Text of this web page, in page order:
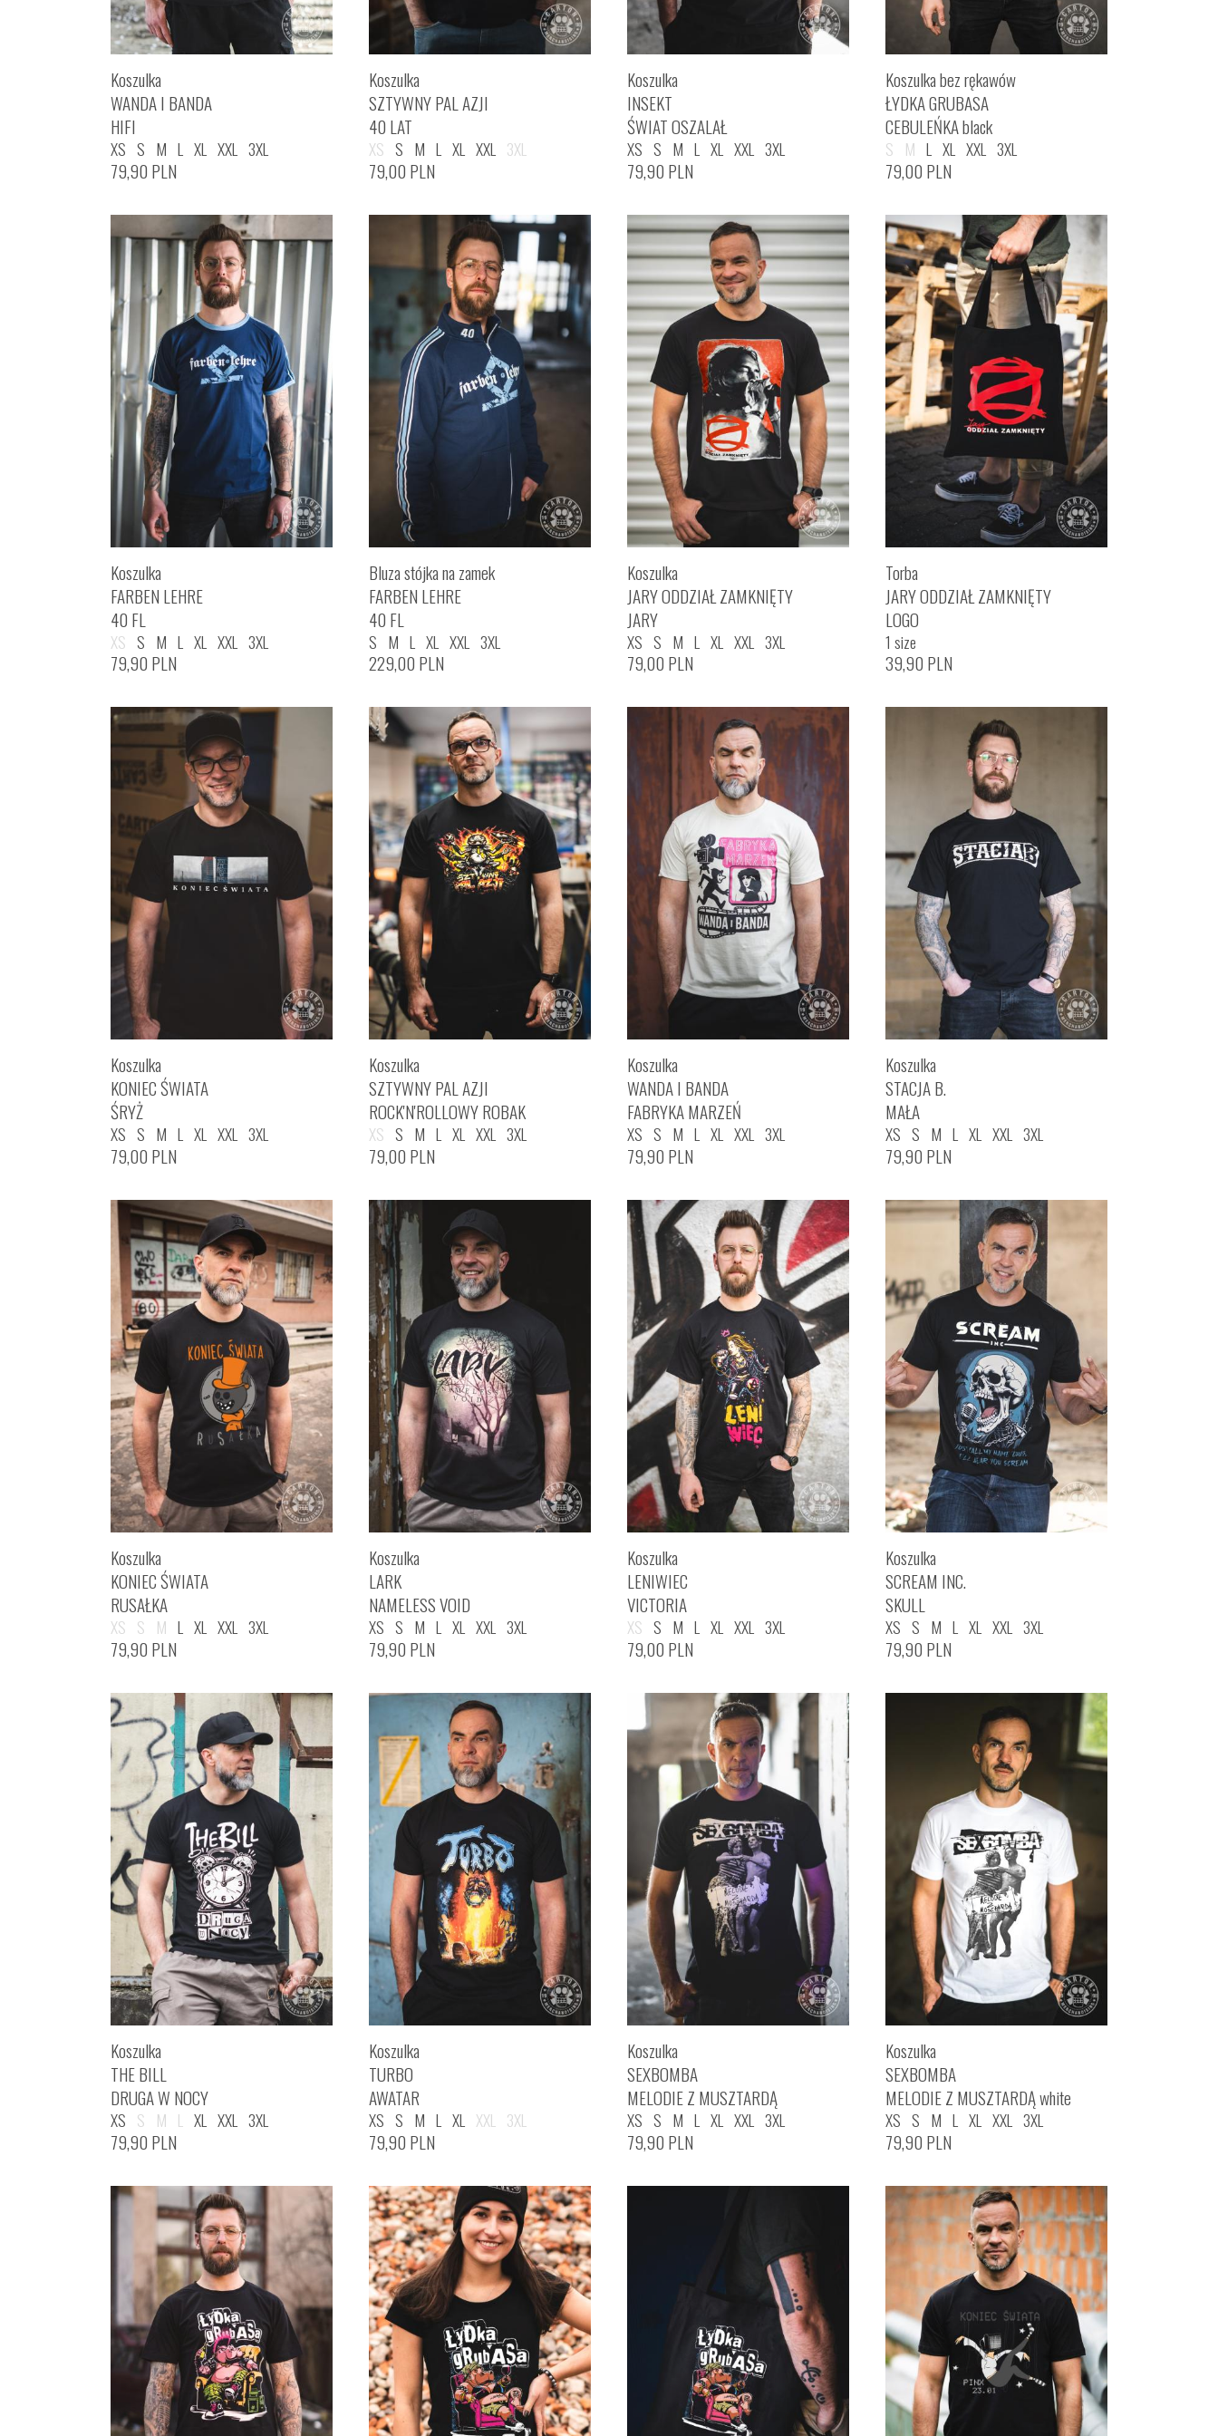
Koszulka
WANDA I BANDA
HIFI
XS S M L XL XXL 3XL
79,90 PLN
Koszulka
SZTYWNY PAL AZJI
40 LAT
XS S M L XL XXL 3XL
79,00 PLN
Koszulka
INSEKT
ŚWIAT OSZALAŁ
XS S M L XL XXL 3XL
79,90 PLN
Koszulka bez rękawów
ŁYDKA GRUBASA
CEBULEŃKA black
S M L XL XXL 3XL
79,00 PLN
Koszulka
FARBEN LEHRE
40 FL
XS S M L XL XXL 3XL
79,90 PLN
Bluza stójka na zamek
FARBEN LEHRE
40 FL
S M L XL XXL 3XL
229,00 PLN
Koszulka
JARY ODDZIAŁ ZAMKNIĘTY
JARY
XS S M L XL XXL 3XL
79,00 PLN
Torba
JARY ODDZIAŁ ZAMKNIĘTY
LOGO
1 size
39,90 PLN
Koszulka
KONIEC ŚWIATA
ŚRYŻ
XS S M L XL XXL 3XL
79,00 PLN
Koszulka
SZTYWNY PAL AZJI
ROCK'N'ROLLOWY ROBAK
XS S M L XL XXL 3XL
79,00 PLN
Koszulka
WANDA I BANDA
FABRYKA MARZEŃ
XS S M L XL XXL 3XL
79,90 PLN
Koszulka
STACJA B.
MAŁA
XS S M L XL XXL 3XL
79,90 PLN
Koszulka
KONIEC ŚWIATA
RUSAŁKA
XS S M L XL XXL 3XL
79,90 PLN
Koszulka
LARK
NAMELESS VOID
XS S M L XL XXL 3XL
79,90 PLN
Koszulka
LENIWIEC
VICTORIA
XS S M L XL XXL 3XL
79,00 PLN
Koszulka
SCREAM INC.
SKULL
XS S M L XL XXL 3XL
79,90 PLN
Koszulka
THE BILL
DRUGA W NOCY
XS S M L XL XXL 3XL
79,90 PLN
Koszulka
TURBO
AWATAR
XS S M L XL XXL 3XL
79,90 PLN
Koszulka
SEXBOMBA
MELODIE Z MUSZTARDĄ
XS S M L XL XXL 3XL
79,90 PLN
Koszulka
SEXBOMBA
MELODIE Z MUSZTARDĄ white
XS S M L XL XXL 3XL
79,90 PLN